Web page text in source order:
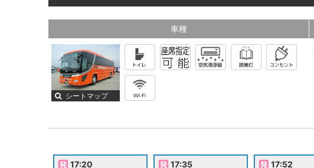
車種
シートマップ
17:20 17:35 17:52